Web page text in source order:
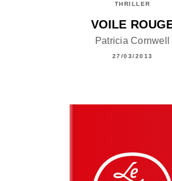
THRILLER
VOILE
Patricia Cornwell
27/03/2013